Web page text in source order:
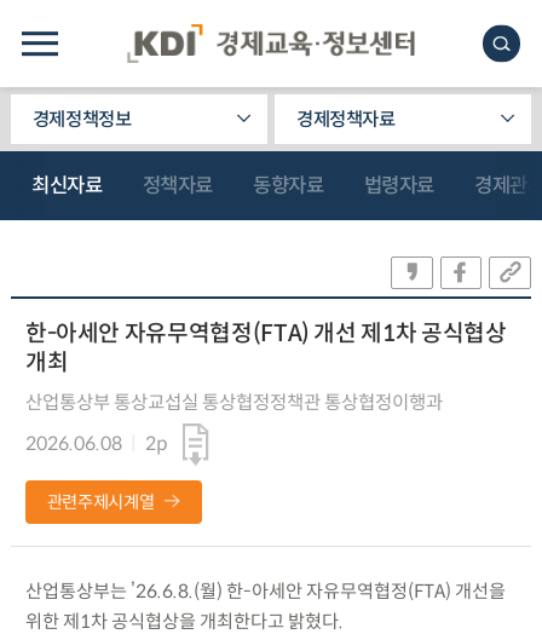
경제정책정보 경제정책자료
최신자료 정책자료 동향자료 법령자료 경제관
한-아세안 자유무역협정(FTA) 개선 제1차 공식협상
개최
산업통상부 통상교섭실 통상협정정책관 통상협정이행과
2026.06.08
2p
관련주제시계열
산업통상부는 ’26.6.8.(월) 한-아세안 자유무역협정(FTA) 개선을
위한 제1차 공식협상을 개최한다고 밝혔다.